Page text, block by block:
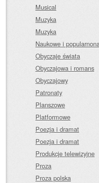
Musical
Muzyka
Muzyka
Naukowe i
Obyczaje świata
Obyczajowa i romans
Obyczajowy
Patronaty
Planszowe
Platformowe
Poezja i dramat
Poezja i dramat
Produkcje telewizyjne
Proza
Proza polska